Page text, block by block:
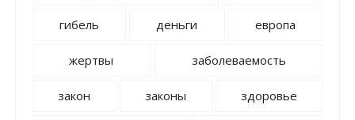
гибель деньги европа
жертвы заболеваемость
закон законы здоровье